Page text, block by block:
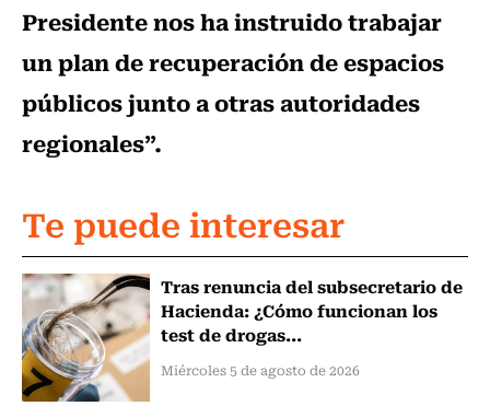
Presidente nos ha instruido trabajar
un plan de recuperación de espacios
públicos junto a otras autoridades
regionales”.
Te puede interesar
Tras renuncia del subsecretario de
Hacienda: ¿Cómo funcionan los
test de drogas...
Miércoles 5 de agosto de 2026